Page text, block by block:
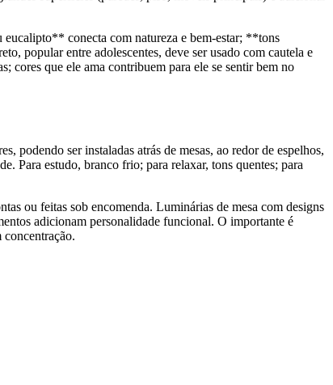
conecta com natureza e bem-estar; **tons
popular entre adolescentes, deve ser usado com cautela e
cores que ele ama contribuem para ele se sentir bem no
podendo ser instaladas atrás de mesas, ao redor de espelhos,
Para estudo, branco frio; para relaxar, tons quentes; para
ou feitas sob encomenda. Luminárias de mesa com designs
adicionam personalidade funcional. O importante é